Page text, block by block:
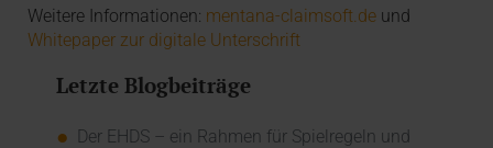
Weitere Informationen: mentana-claimsoft.de und
Whitepaper zur digitale Unterschrift
Letzte Blogbeiträge
Der EHDS – ein Rahmen für Spielregeln und